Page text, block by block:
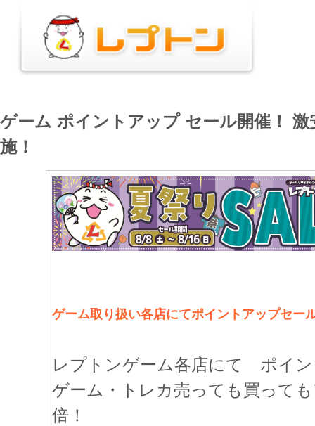
ゲーム ポイントアップ セール開催！ 激
施！
ゲーム取り扱い各店にてポイントアップセー
レプトンゲーム各店にて ポイン
ゲーム・トレカ売っても買って
倍！